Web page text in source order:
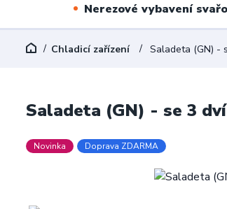
Nerezové vybavení
Chladicí zařízení Saladeta (GN) -
Saladeta (GN) - se 3
Novinka Doprava ZDARMA